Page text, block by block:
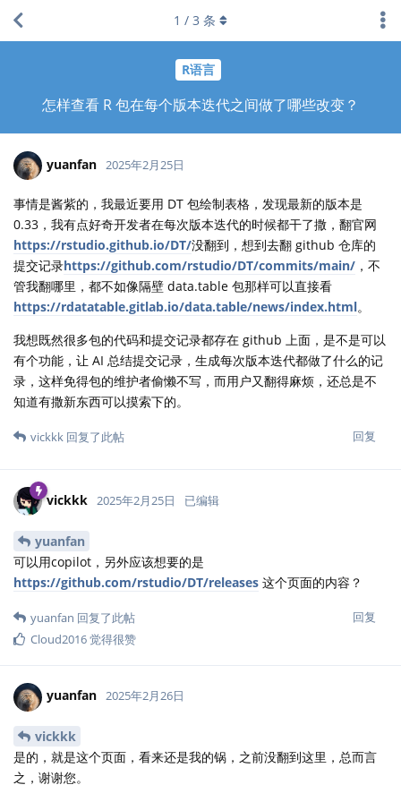
R语言
怎样查看 R 包在每个版本迭代之间做了哪些改变？
1 / 3 条
yuanfan 2025年2月25日
事情是酱紫的，我最近要用 DT 包绘制表格，发现最新的版本是
0.33，我有点好奇开发者在每次版本迭代的时候都干了撒，翻官网
https://rstudio.github.io/DT/没翻到，想到去翻 github 仓库的
提交记录https://github.com/rstudio/DT/commits/main/ ，不
管我翻哪里，都不如像隔壁 data.table 包那样可以直接看
https://rdatatable.gitlab.io/data.table/news/index.html。
我想既然很多包的代码和提交记录都存在 github 上面，是不是可以
有个功能，让 AI 总结提交记录，生成每次版本迭代都做了什么的记
录，这样免得包的维护者偷懒不写，而用户又翻得麻烦，还总是不
知道有撒新东西可以摸索下的。
回复
vickkk 回复了此帖
vickkk 2025年2月25日 已编辑
yuanfan
可以用copilot，另外应该想要的是
https://github.com/rstudio/DT/releases 这个页面的内容？
回复
yuanfan 回复了此帖
Cloud2016觉得很赞
yuanfan 2025年2月26日
vickkk
是的，就是这个页面，看来还是我的锅，之前没翻到这里，总而言
之，谢谢您。